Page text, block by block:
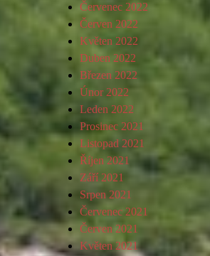
Červenec 2022
Červen 2022
Květen 2022
Duben 2022
Březen 2022
Únor 2022
Leden 2022
Prosinec 2021
Listopad 2021
Říjen 2021
Září 2021
Srpen 2021
Červenec 2021
Červen 2021
Květen 2021